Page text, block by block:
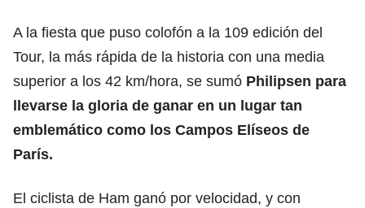
A la fiesta que puso colofón a la 109 edición del
Tour, la más rápida de la historia con una media
superior a los 42 km/hora, se sumó Philipsen para
llevarse la gloria de ganar en un lugar tan
emblemático como los Campos Elíseos de
París.
El ciclista de Ham ganó por velocidad, y con